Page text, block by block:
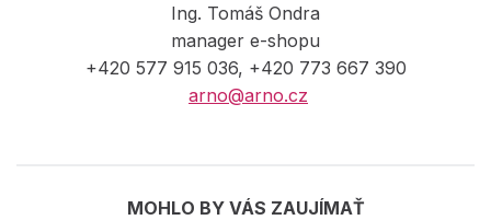
Ing. Tomáš Ondra
manager e-shopu
+420 577 915 036, +420 773 667 390
arno@arno.cz
MOHLO BY VÁS ZAUJÍMAŤ